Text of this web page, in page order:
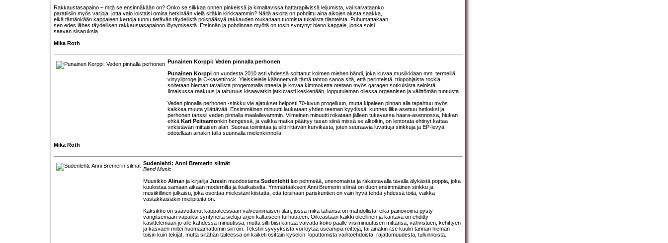
Rakkaustasapaino – mitä se ensinnäkään on? Onko se silkkaa onnen pinkeissä ja kimaltavissa hattarapilvissä leijumista, vai kaivataanko
paratiisiin myös varjoja, jotta valo loistaisi omina hetkinään vielä sitäkin kirkkaammin? Näitä asioita on pohdittu aina aikojen alusta saakka,
eikä tämänkään kappaleen kertoja tunnu tietävän täydellistä poispääsyä rakkauden mukanaan tuomista tukalista tilanteista. Puhumattakaan
sen edes lähes täydellisen rakkaustasapainon löytymisestä. Etsinnän ja pohdinnan myötä on tosin syntynyt hieno kappale, jonka soisi
saavan sisaruksia.
Mika Roth
Punainen Korppi: Veden pinnalla perhonen
Punainen Korppi on vuodesta 2010 asti yhdessä soittanut kolmen miehen bändi, joka kuvaa musiikkiaan mm. termeillä
vinyyliproge ja C-kasettirock. Yleiskielelle käännettynä tämä tahtoo sanoa sitä, että perinteistä, triopohjaista rockia
soitetaan hieman tavallista progemmalla otteella ja kovaa kimmoketta otetaan myös garagen sotkuisista seinistä.
Ilmaisussa raakuus ja taituruus kisaavatkin jatkuvasti keskenään, lopputuleman ollessa orgaanisen ja välittömän tuntuista.
Veden pinnalla perhonen -sinkku vie ajatukset helposti 70-luvun progeiluun, mutta kipaleen pinnan alla tapahtuu myös
kaikkea muuta yllättävää. Ensimmäinen minuutti laukataan yhden teeman kyydissä, kunnes liike asettuu hetkeksi ja
perhonen tanssii veden pinnalla maalailevammin. Viimeinen minuutti rokataan jälleen tukevassa haara-asennossa, hiukan
ehkä Kari Peitsamonkin hengessä, ja vaikka matka päättyy tasan siinä missä se alkoikin, on lentorata ehtinyt kattaa
virkistävän mittaisen alan. Suoraa toimintaa ja silti riittävän kurvikasta, joten seuraavia luvattuja sinkkuja ja EP-levyä
odotellaan ainakin tällä suunnalla mielenkiinnolla.
Mika Roth
Sudenlehti: Anni Bremerin silmät
Bend Music
Muusikko Alinan ja kirjailija Jussin muodostama Sudenlehti luo pehmeää, unenomaista ja rakastavalla tavalla älykästä poppia, joka
kuulostaa samaan aikaan modernilta ja ikiaikaiselta. Ymmärtääkseni Anni Bremerin silmät on duon ensimmäinen sinkku ja
musiikillinen julkaisu, joka osoittaa mielestäni kiistatta, että toisinaan pariskuntien on vain hyvä tehdä yhdessä töitä, vaikka
vastakkaisiakin mielipiteitä on.
Kaksikko on saavuttanut kappaleessaan valveunimaisen tilan, jossa mikä tahansa on mahdollista, eikä painovoima pysty
vangitsemaan vapaiksi syntyneitä sieluja arjen kaltaiseen turhuuteen. Oikeastaan kaikki oleellinen ja kantava on ehditty
käsittelemään jo alle kahdessa minuutissa, mutta silti biisi kantaa vaivatta koko päälle viisiminuuttisen mittansa, vahvistuen, kehittyen
ja kasvaen miltei huomaamattomin siirroin. Tekstin syvyyksistä voi löytää useampia reittejä, tai ainakin itse kuulin tarinan hieman
toisin kuin tekijät, mutta siitähän taiteessa on kaiketi osittain kysekin: loputtomista vaihtoehdoista, rajattomuudesta, tulkinnoista.